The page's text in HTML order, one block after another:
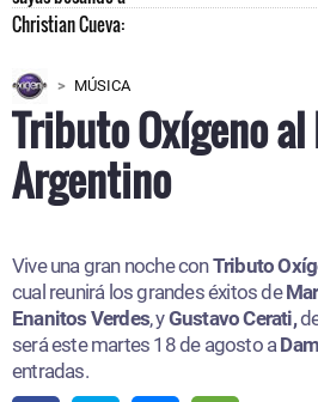
MÚSICA
Tributo Oxígeno al
Argentino
Vive una gran noche conTributo
cual reunirá los grandes éxitos de
Enanitos Verdes, yGustavo Cerati,
será este martes 18 de agosto a
entradas.​